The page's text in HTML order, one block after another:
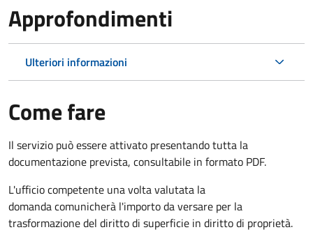
Approfondimenti
Ulteriori informazioni
Come fare
Il servizio può essere attivato presentando tutta la
documentazione prevista, consultabile in formato PDF.
L'ufficio competente una volta valutata la
domanda comunicherà l'importo da versare per la
trasformazione del diritto di superficie in diritto di proprietà.